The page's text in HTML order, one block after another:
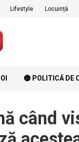
Lifestyle Locuință
POLITICĂ DE
când